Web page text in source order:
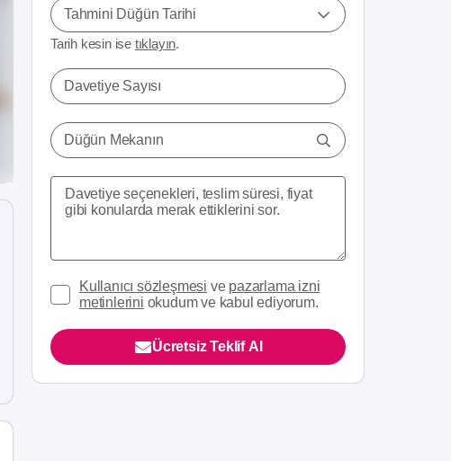
Tahmini Düğün Tarihi
Tarih kesin ise tıklayın.
Davetiye Sayısı
Düğün Mekanın
Kullanıcı sözleşmesi ve pazarlama izni
metinlerini okudum ve kabul ediyorum.
Ücretsiz Teklif Al